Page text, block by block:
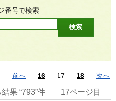
番号で検索
前へ 16 17 18 次へ
果 “793”件 17ページ目